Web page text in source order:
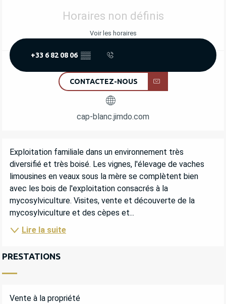
OUVERTURE ET COORDONNÉES
Horaires non définis
Voir les horaires
+33 6 82 08 06 ▒▒
CONTACTEZ-NOUS
cap-blanc.jimdo.com
DESCRIPTION
Exploitation familiale dans un environnement très
diversifié et très boisé. Les vignes, l'élevage de vaches
limousines en veaux sous la mère se complètent bien
avec les bois de l'exploitation consacrés à la
mycosylviculture. Visites, vente et découverte de la
mycosylviculture et des cèpes et...
Lire la suite
PRESTATIONS
Vente à la propriété